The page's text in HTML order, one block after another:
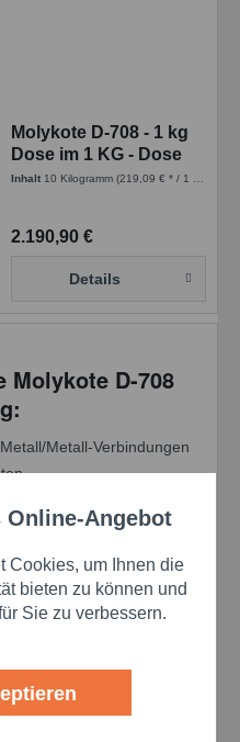
Molykote D-708 - 1 kg
Dose im 1 KG - Dose
Inhalt 10 Kilogramm(219,09 € * / 1 Kilogramm)
2.190,90 €
Details
Molykote D-708
Metall-Verbindungen
Federn,
Feinmechanik.
Aktiv
Aktiv
Aktiv
Angebot
Cookies, um Ihnen die
bieten zu können und
Sie zu verbessern.